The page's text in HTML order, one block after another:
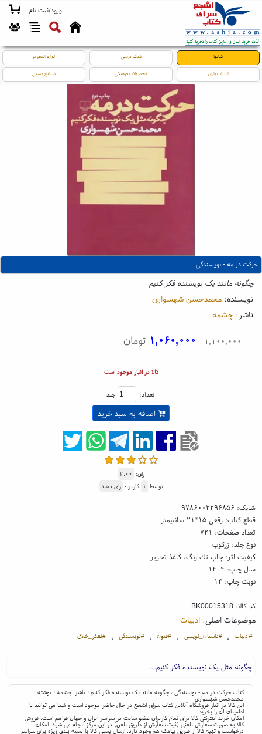
ورود/ثبت نام
کتابها کمک درسی لوازم التحریر
اسباب بازی محصولات فرهنگی صنایع دستی
حرکت در مه - نویسندگی
چگونه مانند یک نویسنده فکر کنیم
نویسنده: محمدحسن شهسواری
ناشر: چشمه
۱,۱۰۰,۰۰۰ ۱,۰۶۰,۰۰۰ تومان
کالا در انبار موجود است
تعداد: جلد
اضافه به سبد خرید
رای: ۳.۰۰
توسط ۱ کاربر - رای دهید
شابک: ۹۷۸۶۰۰۲۲۹۶۸۵۶
قطع کتاب: رقعی ۱۵*۲۱ سانتیمتر
تعداد صفحات: ۷۲۱
نوع جلد: زرکوب
کیفیت اثر: چاپ تك رنگ، کاغذ تحریر
سال چاپ: ۱۴۰۴
نوبت چاپ: ۱۴
کد کالا:BK00015318
موضوعات اصلی:ادبیات
#ادبیات ، #داستان_نویسی ، #فنون ، #نویسندگی ، #تفکر_خلاق
چگونه مثل یک نویسنده فکر کنیم...
کتاب حرکت در مه - نویسندگی ، چگونه مانند یک نویسنده فکر کنیم ؛ ناشر: چشمه ؛ نوشته:
محمدحسن شهسواری
این کالا در انبار فروشگاه آنلاین کتاب سرای اشجع در حال حاضر موجود است و شما می توانید با
اطمینان آن را بخرید.
امکان خرید اینترنتی کالا برای تمام کاربران عضو سایت در سراسر ایران و جهان فراهم است. فروش
کالا به صورت سفارش تلفنی (ثبت سفارش از طریق تلفن) در این مرکز انجام می شود. امکان
درخواست و تهیه کالا از طریق پیامک هم وجود دارد. ارسال پستی کالا با بسته بندی ویژه برای سراسر